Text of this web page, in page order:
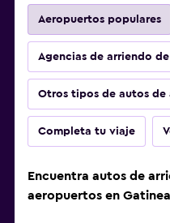
Aeropuertos populares
Agencias de arriendo
Otros tipos de autos de
Completa tu viaje
Encuentra autos de
aeropuertos en